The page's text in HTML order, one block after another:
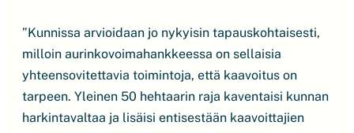
”Kunnissa arvioidaan jo nykyisin tapauskohtaisesti,
milloin aurinkovoimahankkeessa on sellaisia
yhteensovitettavia toimintoja, että kaavoitus on
tarpeen. Yleinen 50 hehtaarin raja kaventaisi kunnan
harkintavaltaa ja lisäisi entisestään kaavoittajien